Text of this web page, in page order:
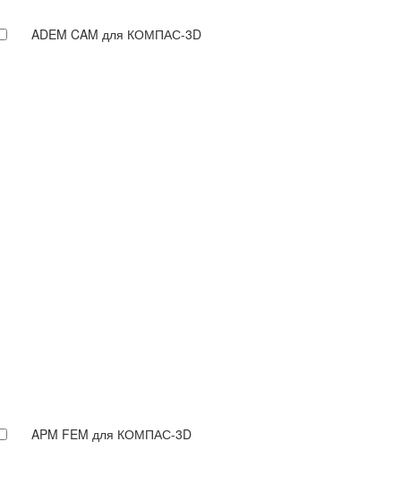
ADEM CAM для КОМПАС-3D
APM FEM для КОМПАС-3D